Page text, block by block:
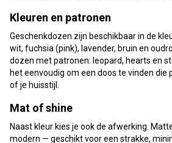
Kleuren en patronen
Geschenkdozen zijn beschikbaar in de
wit, fuchsia (pink), lavender, bruin en
dozen met patronen: leopard, hearts en
het eenvoudig om een doos te vinden die
of je huisstijl.
Mat of shine
Naast kleur kies je ook de afwerking.
modern — geschikt voor een strakke,